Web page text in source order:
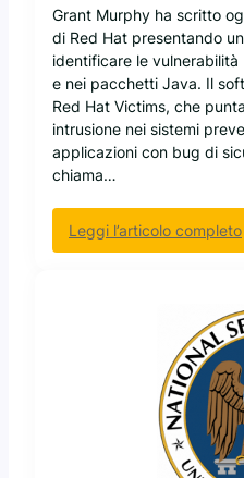
l
r
c
e
l
Grant Murphy ha scritto
di Red Hat presentando
identificare le
e nei pacchetti Java. Il
Red Hat Victims, che
intrusione nei sistemi
applicazioni con bug di
chiama…
Leggi l’articolo completo: